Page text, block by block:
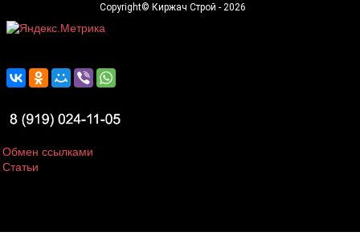
Обмен ссылками
Статьи
Copyright© Киржач Строй - 2026